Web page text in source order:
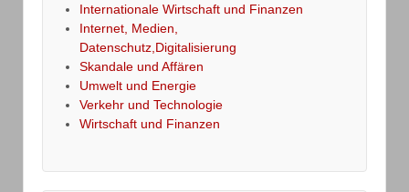
Internationale Wirtschaft und Finanzen
Internet, Medien,
Datenschutz,Digitalisierung
Skandale und Affären
Umwelt und Energie
Verkehr und Technologie
Wirtschaft und Finanzen